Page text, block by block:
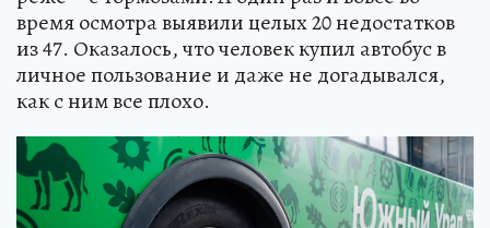
время осмотра выявили целых 20 недостатков
из 47. Оказалось, что человек купил автобус в
личное пользование и даже не догадывался,
как с ним все плохо.